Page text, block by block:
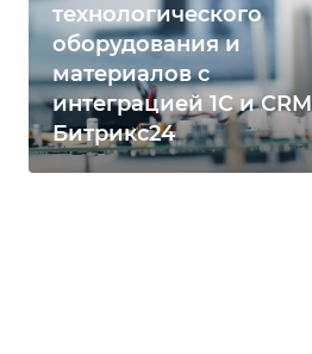
технологического
оборудования и
материалов с
интеграцией 1С и CRM
Битрикс24